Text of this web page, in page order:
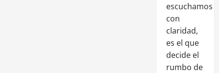
escuchamos
con
claridad,
es el que
decide el
rumbo de